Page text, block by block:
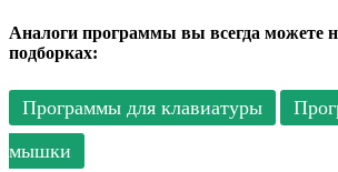
Аналоги программы вы всегда можете
подборках:
Программы для клавиатуры
мышки